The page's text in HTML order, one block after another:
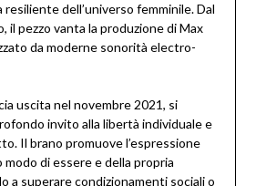
dell’universo femminile. Dal
il pezzo vanta la produzione di Max
da moderne sonorità electro-
uscita nel novembre 2021, si
invito alla libertà individuale e
Il brano promuove l’espressione
di essere e della propria
a superare condizionamenti sociali o